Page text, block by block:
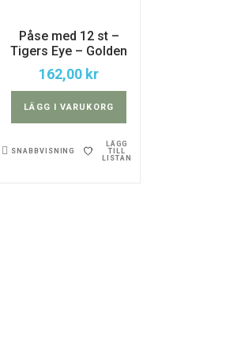
Påse med 12 st –
Tigers Eye – Golden
162,00 kr
LÄGG I VARUKORG
SNABBVISNING
LÄGG
TILL
LISTAN